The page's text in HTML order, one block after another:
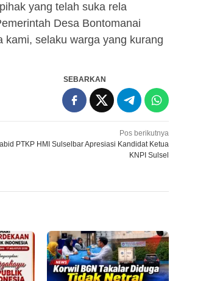
yang telah suka rela
Desa Bontomanai
kami, selaku warga yang kurang
SEBARKAN
Pos berikutnya
PTKP HMI Sulselbar Apresiasi Kandidat Ketua
KNPI Sulsel